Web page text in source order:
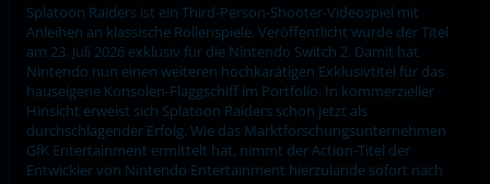
Splatoon Raiders ist ein Third-Person-Shooter-Videospiel mit
Anleihen an klassische Rollenspiele. Veröffentlicht wurde der Titel
am 23. Juli 2026 exklusiv für die Nintendo Switch 2. Damit hat
Nintendo nun einen weiteren hochkarätigen Exklusivtitel für das
hauseigene Konsolen-Flaggschiff im Portfolio. In kommerzieller
Hinsicht erweist sich Splatoon Raiders schon jetzt als
durchschlagender Erfolg. Wie das Marktforschungsunternehmen
GfK Entertainment ermittelt hat, nimmt der Action-Titel der
Entwickler von Nintendo Entertainment hierzulande sofort nach